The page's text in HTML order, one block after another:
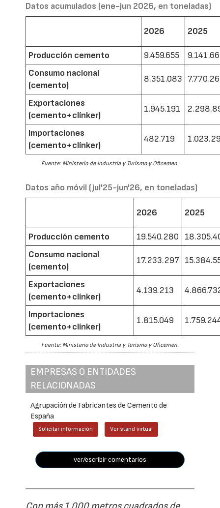
Datos acumulados (ene-jun 2026, en toneladas)
2026 2025
Producción cemento 9.459.655
Consumo nacional
(cemento)
8.351.083
Exportaciones
(cemento+clínker)
1.945.191
Importaciones
(cemento+clínker)
482.719
Fuente: Ministerio de Industria y Turismo y Oficemen.
Datos año móvil (jul'25-jun'26, en toneladas)
2026 2025
Producción cemento 19.540.280
Consumo nacional
(cemento)
17.233.297
Exportaciones
(cemento+clínker)
4.139.213
Importaciones
(cemento+clínker)
1.815.049
Fuente: Ministerio de Industria y Turismo y Oficemen.
EMPRESAS O ENTIDADES
RELACIONADAS
Agrupación de Fabricantes de Cemento de
España
Solicitar información Ver stand virtual
ver/escribir comentarios